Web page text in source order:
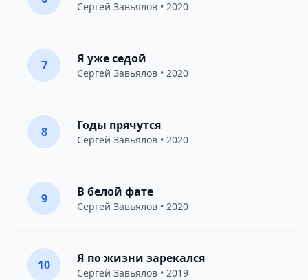
Сергей Завьялов • 2020
7 Я уже седой
Сергей Завьялов • 2020
8 Годы прячутся
Сергей Завьялов • 2020
9 В белой фате
Сергей Завьялов • 2020
10 Я по жизни зарекался
Сергей Завьялов • 2019